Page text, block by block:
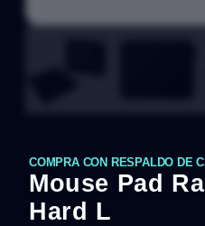
COMPRA CON RESPALDO DE
Mouse Pad
Hard L